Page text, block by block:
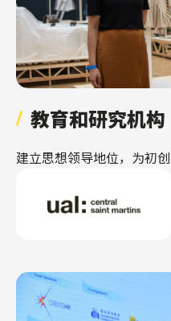
教育和研究机构
建立思想领导地位，为初